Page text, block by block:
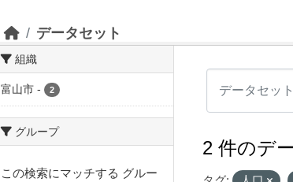
データセット
組織
富山市 - 2
グループ
この検索にマッチする グルー
2 件のデ